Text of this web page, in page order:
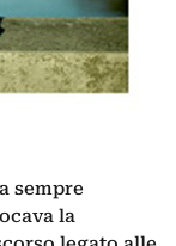
sempre
la